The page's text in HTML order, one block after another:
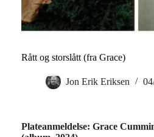
Rått og storslått (fra Grace)
Jon Erik Eriksen
Plateanmeldelse: Grace